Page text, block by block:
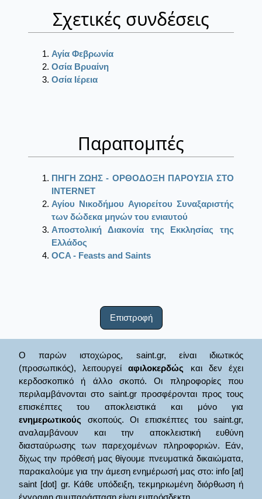
Σχετικές συνδέσεις
Αγία Φεβρωνία
Οσία Βρυαίνη
Οσία Ιέρεια
Παραπομπές
ΠΗΓΗ ΖΩΗΣ - ΟΡΘΟΔΟΞΗ ΠΑΡΟΥΣΙΑ ΣΤΟ
ΙΝΤΕRΝΕΤ
Αγίου Νικοδήμου Αγιορείτου Συναξαριστής
των δώδεκα μηνών του ενιαυτού
Αποστολική Διακονία της Εκκλησίας της
Ελλάδος
OCA - Feasts and Saints
Επιστροφή
Ο παρών ιστοχώρος, saint.gr, είναι ιδιωτικός
(προσωπικός), λειτουργείαφιλοκερδώς και δεν έχει
κερδοσκοπικό ή άλλο σκοπό. Οι πληροφορίες που
περιλαμβάνονται στο saint.gr προσφέρονται προς τους
επισκέπτες του αποκλειστικά και μόνο για
ενημερωτικούς σκοπούς. Οι επισκέπτες του saint.gr,
αναλαμβάνουν και την αποκλειστική ευθύνη
διασταύρωσης των παρεχομένων πληροφοριών. Εάν,
δίχως την πρόθεσή μας θίγουμε πνευματικά δικαιώματα,
παρακαλούμε για την άμεση ενημέρωσή μας στο: info [at]
saint [dot] gr. Κάθε υπόδειξη, τεκμηριωμένη διόρθωση ή
έγγραφη συμπαράσταση είναι ευπρόσδεκτη.